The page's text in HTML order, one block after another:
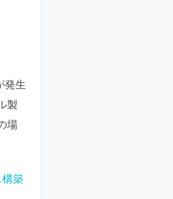
発生
製
場
築